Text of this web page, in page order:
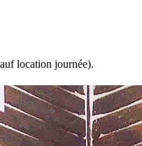
location journée).